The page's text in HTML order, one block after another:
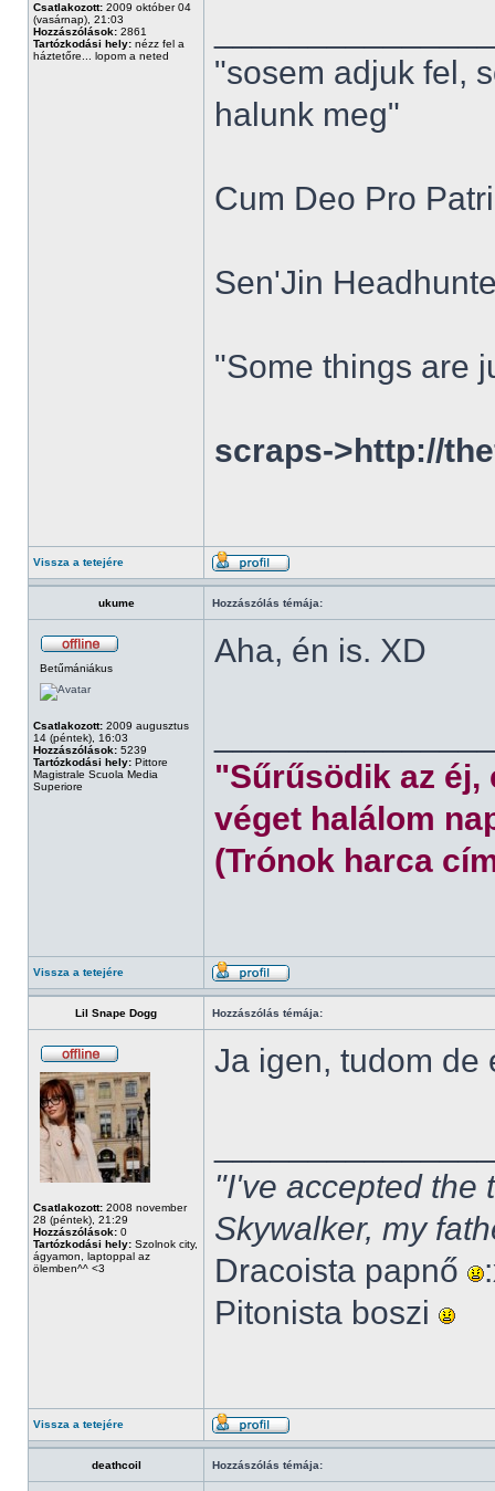
Csatlakozott: 2009 október 04
(vasárnap), 21:03
Hozzászólások: 2861
Tartózkodási hely: nézz fel a
háztetőre... lopom a neted
"sosem adjuk fel,
halunk meg"
Cum Deo Pro
Sen'Jin
"Some things are
scraps->http://
Vissza a tetejére
ukume Hozzászólás témája:
Betűmániákus
Csatlakozott: 2009 augusztus
14 (péntek), 16:03
Hozzászólások: 5239
Tartózkodási hely: Pittore
Magistrale Scuola Media
Superiore
Aha, én is. XD
"Sűrűsödik az éj,
véget halálom
(Trónok harca
Vissza a tetejére
Lil Snape Dogg Hozzászólás témája:
Csatlakozott: 2008 november
28 (péntek), 21:29
Hozzászólások: 0
Tartózkodási hely: Szolnok city,
ágyamon, laptoppal az
ölemben^^ <3
Ja igen, tudom de
"I've accepted the
Skywalker, my
Dracoista papnő
Pitonista boszi
Vissza a tetejére
deathcoil Hozzászólás témája: